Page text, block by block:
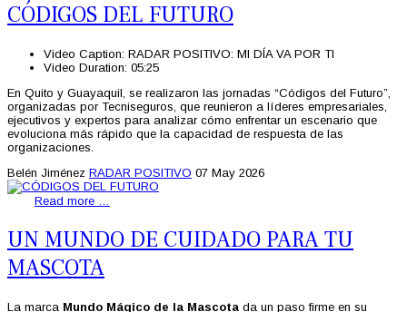
CÓDIGOS DEL FUTURO
Video Caption: RADAR POSITIVO: MI DÍA VA POR TI
Video Duration: 05:25
En Quito y Guayaquil, se realizaron las jornadas “Códigos del Futuro”,
organizadas por Tecniseguros, que reunieron a líderes empresariales,
ejecutivos y expertos para analizar cómo enfrentar un escenario que
evoluciona más rápido que la capacidad de respuesta de las
organizaciones.
Belén Jiménez RADAR POSITIVO 07 May 2026
Read more …
UN MUNDO DE CUIDADO PARA TU
MASCOTA
La marca Mundo Mágico de la Mascota da un paso firme en su